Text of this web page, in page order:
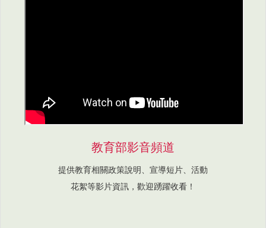
教育部影音頻道
提供教育相關政策說明、宣導短片、活動
花絮等影片資訊，歡迎踴躍收看！